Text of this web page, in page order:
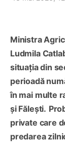
Ministra
Ludmila
situația din
perioadă
în mai multe
și Fălești.
private care
predarea